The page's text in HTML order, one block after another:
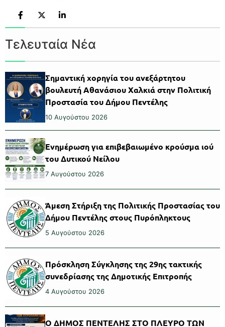
Τελευταία Νέα
Σημαντική χορηγία του ανεξάρτητου
βουλευτή Αθανάσιου Χαλκιά στην Πολιτική
Προστασία του Δήμου Πεντέλης
10 Αυγούστου 2026
Ενημέρωση για επιβεβαιωμένο κρούσμα ιού
του Δυτικού Νείλου
7 Αυγούστου 2026
Άμεση Στήριξη της Πολιτικής Προστασίας του
Δήμου Πεντέλης στους Πυρόπληκτους
5 Αυγούστου 2026
Πρόσκληση Σύγκλησης της 29ης τακτικής
συνεδρίασης της Δημοτικής Επιτροπής
4 Αυγούστου 2026
Ο ΔΗΜΟΣ ΠΕΝΤΕΛΗΣ ΣΤΟ ΠΛΕΥΡΟ ΤΩΝ